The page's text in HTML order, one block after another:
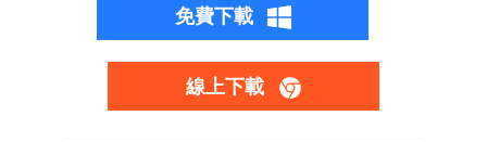
免費下載
線上下載